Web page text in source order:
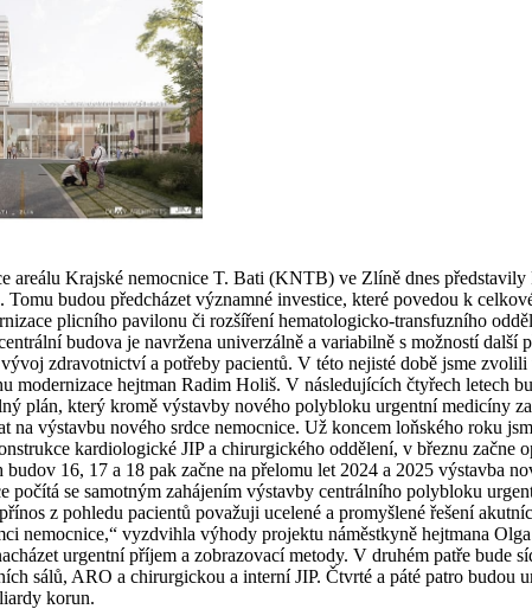
Krajské nemocnice T. Bati (KNTB) ve Zlíně dnes
budou předcházet významné investice, které povedou k
plicního pavilonu či rozšíření hematologicko-transfuzního
budova je navržena univerzálně a variabilně s možností
zdravotnictví a potřeby pacientů. V této nejisté době jsme
modernizace hejtman Radim Holiš. V následujících čtyřech
plán, který kromě výstavby nového polybloku urgentní medicíny
na výstavbu nového srdce nemocnice. Už koncem loňského roku
kardiologické JIP a chirurgického oddělení, v březnu začne
16, 17 a 18 pak začne na přelomu let 2024 a 2025 výstavba
počítá se samotným zahájením výstavby centrálního polybloku
z pohledu pacientů považuji ucelené a promyšlené řešení
nemocnice,“ vyzdvihla výhody projektu náměstkyně hejtmana
urgentní příjem a zobrazovací metody. V druhém patře
sálů, ARO a chirurgickou a interní JIP. Čtvrté a páté patro
korun.